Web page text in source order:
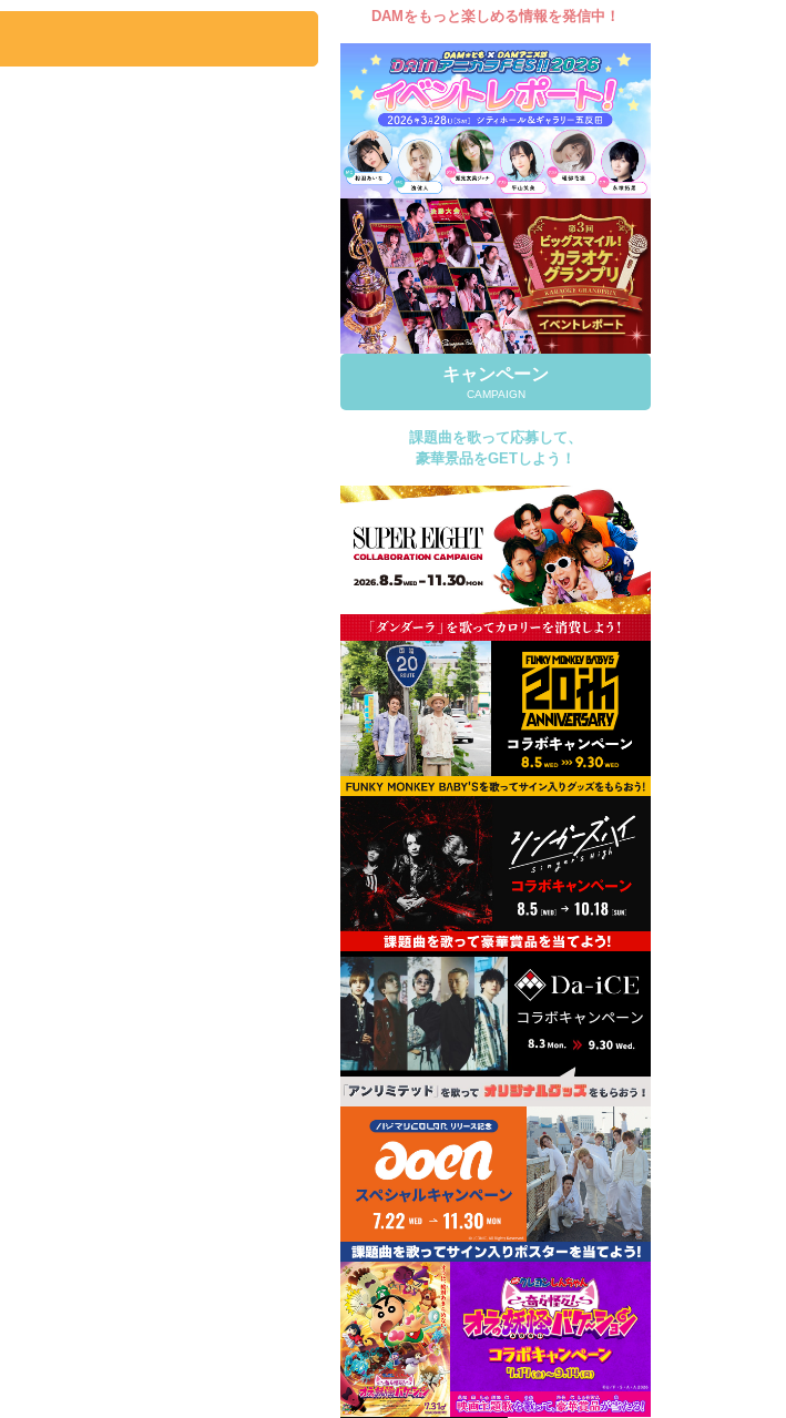
自宅でカラオケ歌い放題！
家族や友達と一緒に！練習にも！
DAMをもっと楽しめる情報を発信中！
キャンペーン
CAMPAIGN
課題曲を歌って応募して、
豪華景品をGETしよう！